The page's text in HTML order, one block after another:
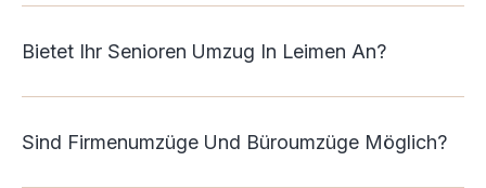
Bietet Ihr Senioren Umzug In Leimen An?
Sind Firmenumzüge Und Büroumzüge Möglich?